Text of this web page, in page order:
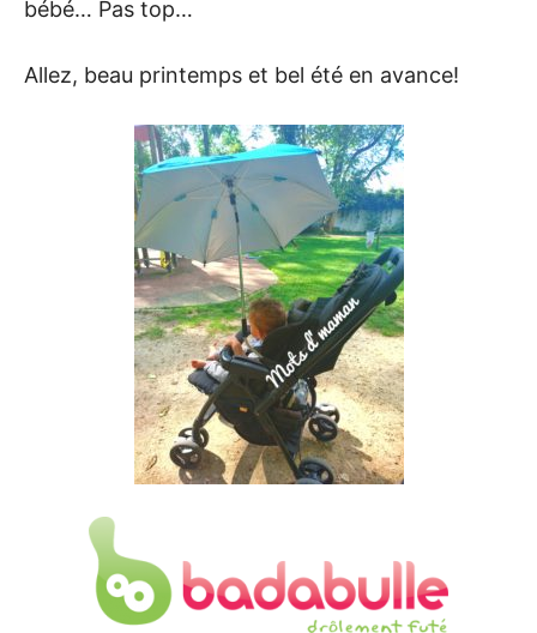
bébé… Pas top…
Allez, beau printemps et bel été en avance!